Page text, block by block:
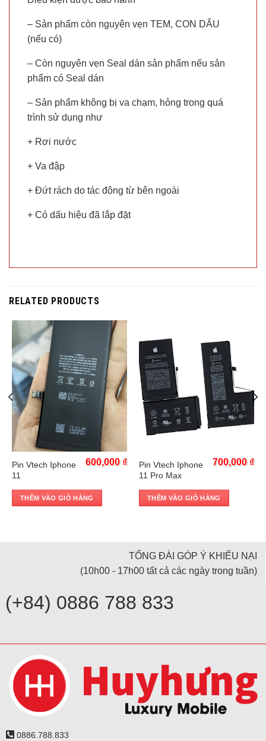
– Sản phẩm còn nguyên vẹn TEM, CON DẤU
(nếu có)
– Còn nguyên vẹn Seal dán sản phẩm nếu sản
phẩm có Seal dán
– Sản phẩm không bị va chạm, hỏng trong quá
trình sử dụng như
+ Rơi nước
+ Va đập
+ Đứt rách do tác động từ bên ngoài
+ Có dấu hiệu đã lắp đặt
RELATED PRODUCTS
Trả góp 0%
Pin Vtech Iphone
11
600,000 ₫
THÊM VÀO GIỎ HÀNG
Pin Vtech Iphone
11 Pro Max
700,000 ₫
THÊM VÀO GIỎ HÀNG
TỔNG ĐÀI GÓP Ý KHIẾU NẠI
(10h00 - 17h00 tất cả các ngày trong tuần)
(+84) 0886 788 833
0886.788.833